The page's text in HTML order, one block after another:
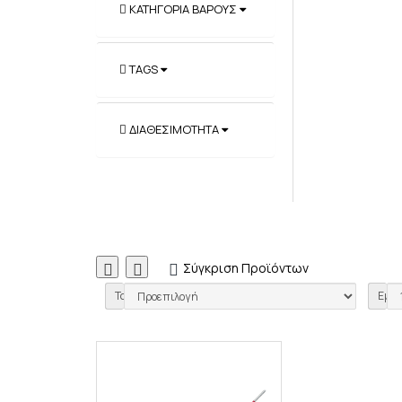
ΚΑΤΗΓΟΡΊΑ ΒΆΡΟΥΣ
TAGS
ΔΙΑΘΕΣΙΜΌΤΗΤΑ
Σύγκριση Προϊόντων
Ταξινόμηση: